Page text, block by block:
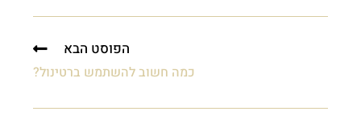
הפוסט הבא
כמה חשוב להשתמש ברטינול?